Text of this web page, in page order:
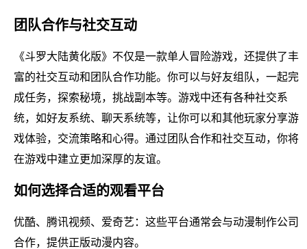
团队合作与社交互动
《斗罗大陆黄化版》不仅是一款单人冒险游戏，还提供了丰
富的社交互动和团队合作功能。你可以与好友组队，一起完
成任务，探索秘境，挑战副本等。游戏中还有各种社交系
统，如好友系统、聊天系统等，让你可以和其他玩家分享游
戏体验，交流策略和心得。通过团队合作和社交互动，你将
在游戏中建立更加深厚的友谊。
如何选择合适的观看平台
优酷、腾讯视频、爱奇艺：这些平台通常会与动漫制作公司
合作，提供正版动漫内容。